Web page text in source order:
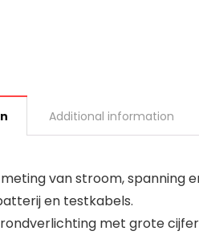
Additional information
van stroom, spanning
en testkabels.
met grote